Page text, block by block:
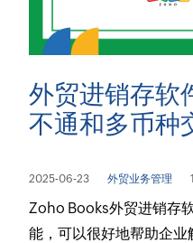
外贸进销存软
不通和多币种
2025-06-23 外贸业务管理
Zoho Books外贸进销存
能，可以很好地帮助企